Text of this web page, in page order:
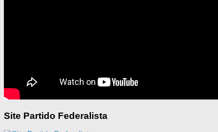
Site Partido Federalista